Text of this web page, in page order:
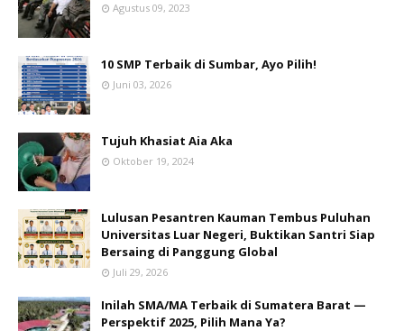
Agustus 09, 2023
10 SMP Terbaik di Sumbar, Ayo Pilih!
Juni 03, 2026
Tujuh Khasiat Aia Aka
Oktober 19, 2024
Lulusan Pesantren Kauman Tembus Puluhan
Universitas Luar Negeri, Buktikan Santri Siap
Bersaing di Panggung Global
Juli 29, 2026
Inilah SMA/MA Terbaik di Sumatera Barat —
Perspektif 2025, Pilih Mana Ya?